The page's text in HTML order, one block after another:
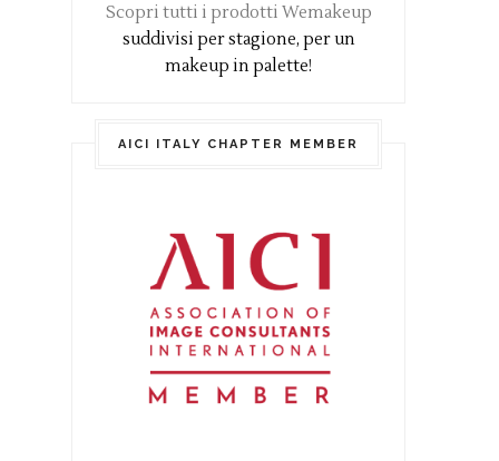
Scopri tutti i prodotti Wemakeup
suddivisi per stagione, per un
makeup in palette!
AICI ITALY CHAPTER MEMBER